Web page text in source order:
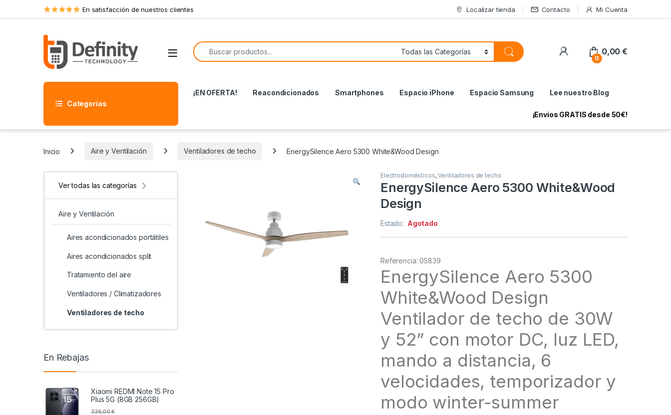
Skip to navigation
Skip to content En satisfacción de nuestros clientes Localizar tienda Contacto Mi Cuenta
Open
Search for:
My Account
0
0,00€
Categorías
¡EN OFERTA! Reacondicionados Smartphones Espacio iPhone Espacio Samsung Lee nuestro Blog
¡Envíos GRATIS desde 50€!
Inicio Aire y Ventilación Ventiladores de techo EnergySilence Aero 5300 White&Wood Design
Electrodomésticos,Ventiladores de techo
EnergySilence Aero 5300 White&Wood
Design
Estado: Agotado
Referencia: 05839
EnergySilence Aero 5300
White&Wood Design
Ventilador de techo de 30W
y 52” con motor DC, luz LED,
mando a distancia, 6
velocidades, temporizador y
modo winter-summer
Ver todas las categorías
Aire y Ventilación
Aires acondicionados portátiles
Aires acondicionados split
Tratamiento del aire
Ventiladores / Climatizadores
Ventiladores de techo
En Rebajas
Xiaomi REDMI Note 15 Pro
Plus 5G (8GB 256GB)
339,00€